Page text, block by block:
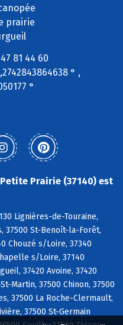
prairie
81 44 60
° ,
°
Prairie (37140) est
Lignières-de-Touraine,
37500 St-Benoît-la-Forêt,
Chouzé s/Loire, 37340
s/Loire, 37140
37420 Avoine, 37420
Martin, 37500 Chinon, 37500
37500 La Roche-Clermault,
37500 St-Germain